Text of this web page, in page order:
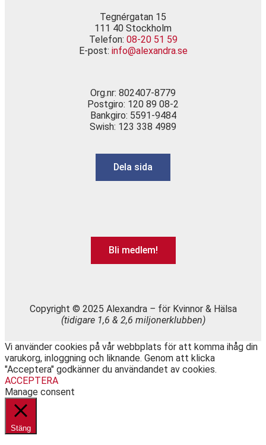
Tegnérgatan 15
111 40 Stockholm
Telefon: 08-20 51 59
E-post: info@alexandra.se
Org.nr: 802407-8779
Postgiro: 120 89 08-2
Bankgiro: 5591-9484
Swish: 123 338 4989
Dela sida
Bli medlem!
Copyright © 2025 Alexandra – för Kvinnor & Hälsa
(tidigare 1,6 & 2,6 miljonerklubben)
Vi använder cookies på vår webbplats för att komma ihåg din
varukorg, inloggning och liknande. Genom att klicka
"Acceptera" godkänner du användandet av cookies.
ACCEPTERA
Manage consent
Stäng